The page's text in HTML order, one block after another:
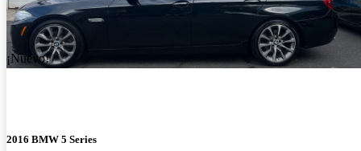
¡Nuevo!
2016 BMW 5 Series